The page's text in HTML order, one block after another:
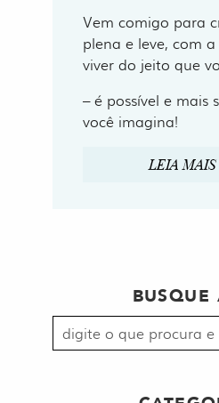
Vem comigo para
plena e leve, com
viver do jeito que
– é possível e mais
você imagina!
LEIA
BUSQUE
Procurar
por: